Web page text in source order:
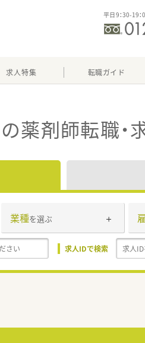
平日9：30-19
求人特集 転職ガイド
の薬剤師転職・
業種を選ぶ
求人IDで検索